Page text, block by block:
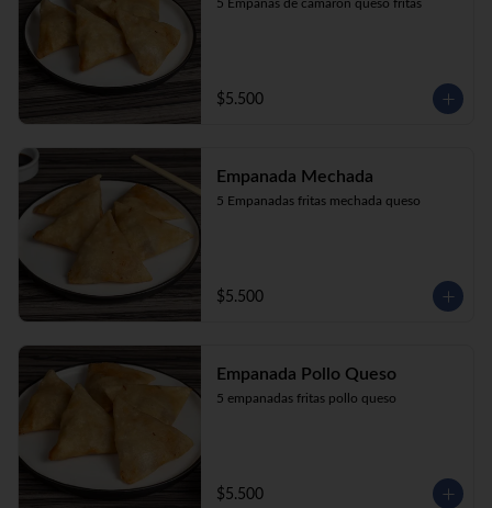
5 Empanas de camaron queso fritas
$5.500
Empanada Mechada
5 Empanadas fritas mechada queso
$5.500
Empanada Pollo Queso
5 empanadas fritas pollo queso
$5.500